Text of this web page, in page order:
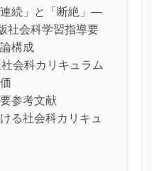
続」と「断絶」―
会科学習指導要
構成
会科カリキュラム
参考文献
会科カリキュ